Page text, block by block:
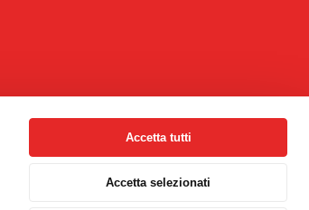
Accetta tutti
Accetta selezionati